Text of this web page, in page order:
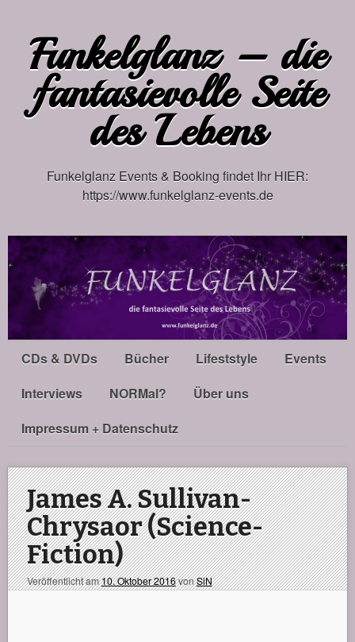
Funkelglanz – die
fantasievolle Seite
des Lebens
Funkelglanz Events & Booking findet Ihr HIER:
https://www.funkelglanz-events.de
CDs & DVDs Bücher Lifeststyle
Events
Interviews
NORMal?
Über uns
Impressum + Datenschutz
James A. Sullivan-
Chrysaor (Science-
Fiction)
Veröffentlicht am10. Oktober 2016vonSiN